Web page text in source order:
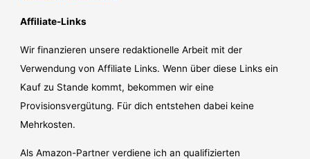
Affiliate-Links
Wir finanzieren unsere redaktionelle Arbeit mit der
Verwendung von Affiliate Links. Wenn über diese Links ein
Kauf zu Stande kommt, bekommen wir eine
Provisionsvergütung. Für dich entstehen dabei keine
Mehrkosten.
Als Amazon-Partner verdiene ich an qualifizierten